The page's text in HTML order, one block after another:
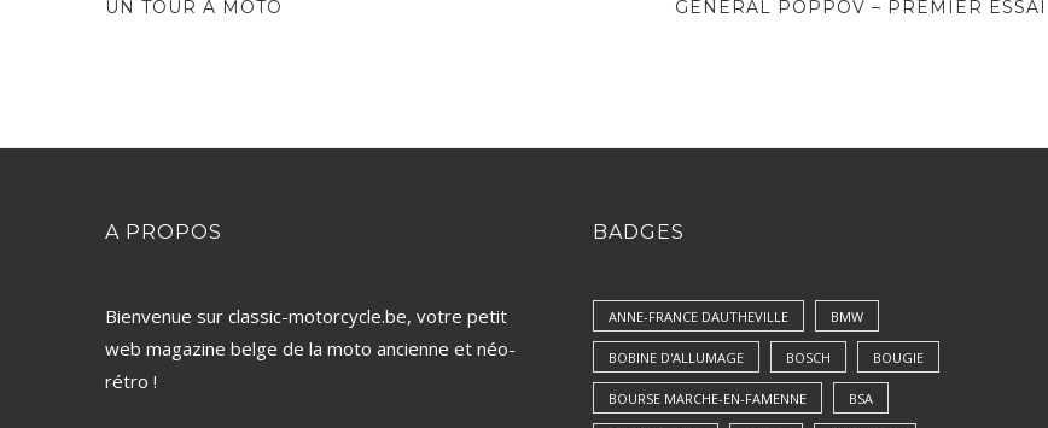
UN TOUR À MOTO GENERAL POPPOV – PREMIER ESSAI
A PROPOS
Bienvenue sur classic-motorcycle.be, votre petit
web magazine belge de la moto ancienne et néo-
rétro !
BADGES
ANNE-FRANCE DAUTHEVILLE BMW
BOBINE D'ALLUMAGE BOSCH BOUGIE
BOURSE MARCHE-EN-FAMENNE BSA